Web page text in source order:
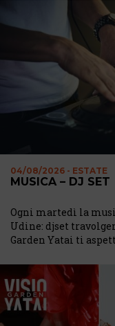
04/08/2026 - ESTATE
MUSICA – DJ SET
Ogni martedì la
Udine: djset
Garden Yatai ti